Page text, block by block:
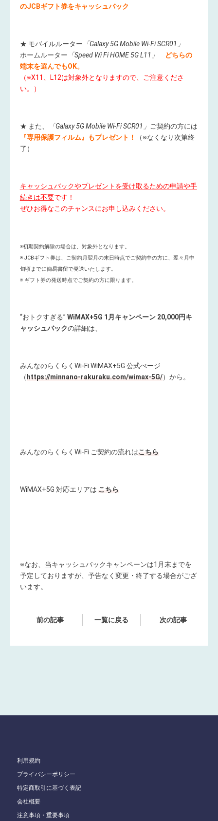
のJCBギフト券をキャッシュバック
★ モバイルルーター 「Galaxy 5G Mobile Wi-Fi SCR01」
ホームルーター 「Speed Wi Fi HOME 5G L11」
どちらの
端末を選んでもOK。
（※X11、L12は対象外となりますので、ご注意くださ
い。）
★ また、 「Galaxy 5G Mobile Wi-Fi SCR01」 ご契約の方には
『専用保護フィルム』もプレゼント！
（※なくなり次第終
了）
キャッシュバックやプレゼントを受け取るための申請や手
続きは不要です！
ぜひお得なこのチャンスにお申し込みください。
※初期契約解除の場合は、対象外となります。
※ JCBギフト券は、ご契約月翌月の末日時点でご契約中の方に、翌々月中
旬頃までに簡易書留で発送いたします。
※ ギフト券の発送時点でご契約の方に限ります。
“おトクすぎる” WiMAX+5G 1月キャンペーン 20,000円キ
ャッシュバックの詳細は、
みんなのらくらくWi-Fi WiMAX+5G 公式ぺージ
（ https://minnano-rakuraku.com/wimax-5G/）から。
みんなのらくらくWi-Fi ご契約の流れはこちら
WiMAX+5G 対応エリアは こちら
※なお、当キャッシュバックキャンペーンは1月末までを
予定しておりますが、予告なく変更・終了する場合がござ
います。
前の記事 一覧に戻る 次の記事
利用規約
プライバシーポリシー
特定商取引に基づく表記
会社概要
注意事項・重要事項